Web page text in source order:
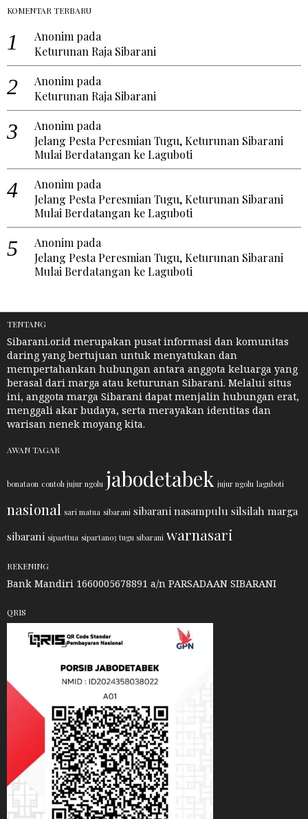
KOMENTAR TERBARU
Anonim pada
Keturunan Raja Sibarani
Anonim pada
Keturunan Raja Sibarani
Anonim pada
Jelang Pesta Peresmian Tugu, Keturunan Sibarani
Mulai Berdatangan ke Laguboti
Anonim pada
Jelang Pesta Peresmian Tugu, Keturunan Sibarani
Mulai Berdatangan ke Laguboti
Anonim pada
Jelang Pesta Peresmian Tugu, Keturunan Sibarani
Mulai Berdatangan ke Laguboti
TENTANG
Sibarani.or.id merupakan pusat informasi dan komunitas
daring yang bertujuan untuk menyatukan dan
mempertahankan hubungan antara anggota keluarga yang
berasal dari marga atau keturunan Sibarani. Melalui situs
ini, anggota marga Sibarani dapat menjalin hubungan erat,
menggali akar budaya, serta merayakan identitas dan
warisan nenek moyang kita.
AWAN TAGAR
bonataon contoh jujur ngolu jabodetabek jujur ngolu laguboti
nasional sari matua sibarani sibarani nasampulu silsilah marga
sibarani sipaettua sipartano3 tugu sibarani warnasari
REKENING
Bank Mandiri 1660005678891 a/n PARSADAAN SIBARANI
QRIS